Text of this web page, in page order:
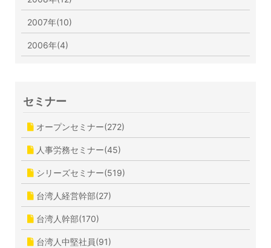
2007年(10)
2006年(4)
セミナー
オープンセミナー(272)
人事労務セミナー(45)
シリーズセミナー(519)
台湾人経営幹部(27)
台湾人幹部(170)
台湾人中堅社員(91)